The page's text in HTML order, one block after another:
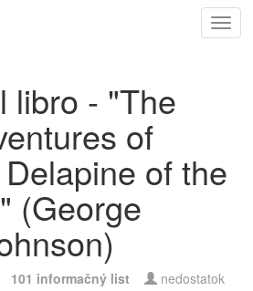
libro - "The
of
of the
(George
101 informačný list nedostatok